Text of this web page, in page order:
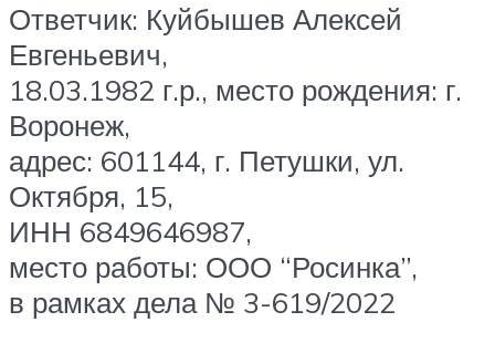
Ответчик: Куйбышев Алексей
Евгеньевич,
18.03.1982 г.р., место рождения: г.
Воронеж,
адрес: 601144, г. Петушки, ул.
Октября, 15,
ИНН 6849646987,
место работы: ООО “Росинка”,
в рамках дела № 3-619/2022